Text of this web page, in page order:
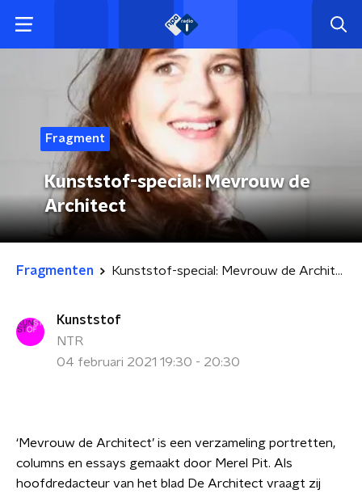
Fragment
Kunststof-special: Mevrouw de
Architect
Fragmenten Kunststof-special: Mevrouw de Architect
Kunststof
NTR
04 februari 2021 19:30 - 20:30
‘Mevrouw de Architect’ is een verzameling portretten,
columns en essays gemaakt door Merel Pit. Als
hoofdredacteur van het blad De Architect vraagt zij